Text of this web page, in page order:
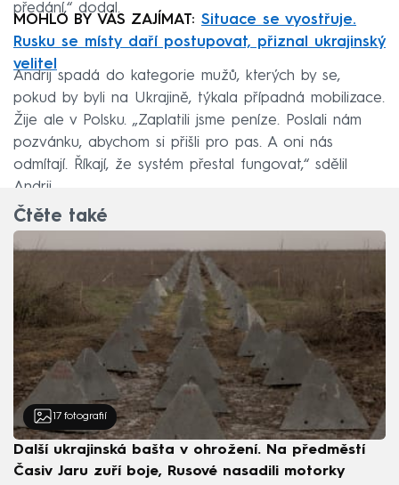
předání,“ dodal.
MOHLO BY VÁS ZAJÍMAT: Situace se vyostřuje.
Rusku se místy daří postupovat, přiznal ukrajinský
velitel
Andrij spadá do kategorie mužů, kterých by se,
pokud by byli na Ukrajině, týkala případná mobilizace.
Žije ale v Polsku. „Zaplatili jsme peníze. Poslali nám
pozvánku, abychom si přišli pro pas. A oni nás
odmítají. Říkají, že systém přestal fungovat,“ sdělil
Andrij.
Čtěte také
17 fotografií
Další ukrajinská bašta v ohrožení. Na předměstí
Časiv Jaru zuří boje, Rusové nasadili motorky